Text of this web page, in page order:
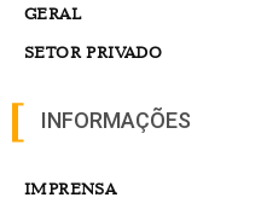
GERAL
SETOR PRIVADO
INFORMAÇÕES
IMPRENSA